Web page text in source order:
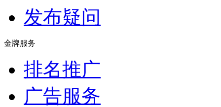
发布疑问
金牌服务
排名推广
广告服务